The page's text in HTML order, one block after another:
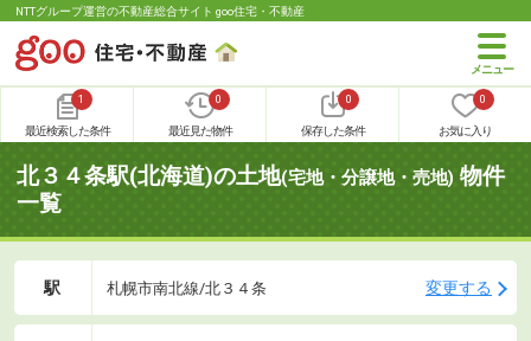
NTTグループ運営の不動産総合サイト goo住宅・不動産
1
最近検索した条件
0
最近見た物件
0
保存した条件
0
お気に入り
北３４条駅(北海道)の土地(宅地・分譲地・売地) 物件
一覧
駅 札幌市南北線/北３４条 変更する